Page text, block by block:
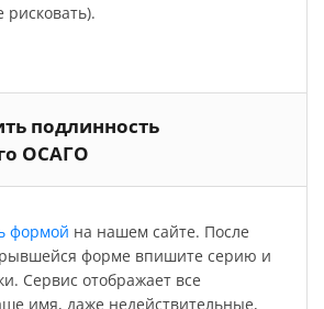
подлинность
ОСАГО
формой на нашем сайте. После
форме впишите серию и
Сервис отображает все
имя, даже недействительные,